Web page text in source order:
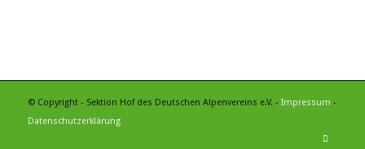
© Copyright - Sektion Hof des Deutschen Alpenvereins e.V. - Impressum -
Datenschutzerklärung